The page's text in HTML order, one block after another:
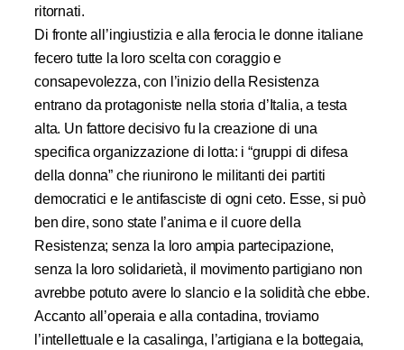
ritornati.
Di fronte all’ingiustizia e alla ferocia le donne italiane
fecero tutte la loro scelta con coraggio e
consapevolezza, con l’inizio della Resistenza
entrano da protagoniste nella storia d’Italia, a testa
alta. Un fattore decisivo fu la creazione di una
specifica organizzazione di lotta: i “gruppi di difesa
della donna” che riunirono le militanti dei partiti
democratici e le antifasciste di ogni ceto. Esse, si può
ben dire, sono state l’anima e il cuore della
Resistenza; senza la loro ampia partecipazione,
senza la loro solidarietà, il movimento partigiano non
avrebbe potuto avere lo slancio e la solidità che ebbe.
Accanto all’operaia e alla contadina, troviamo
l’intellettuale e la casalinga, l’artigiana e la bottegaia,